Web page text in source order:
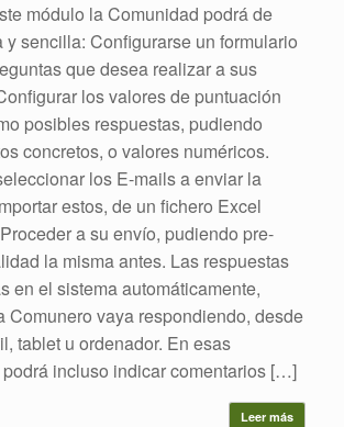
módulo la Comunidad podrá de
y sencilla: Configurarse un formulario
que desea realizar a sus
los valores de puntuación
posibles respuestas, pudiendo
concretos, o valores numéricos.
los E-mails a enviar la
estos, de un fichero Excel
a su envío, pudiendo pre-
la misma antes. Las respuestas
en el sistema automáticamente,
Comunero vaya respondiendo, desde
tablet u ordenador. En esas
podrá incluso indicar comentarios […]
Leer más